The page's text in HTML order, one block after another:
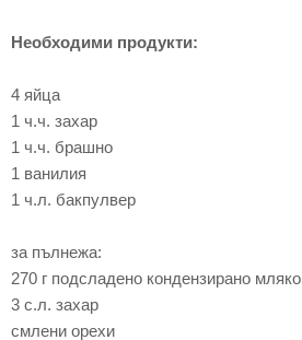
Необходими продукти:
4 яйца
1 ч.ч. захар
1 ч.ч. брашно
1 ванилия
1 ч.л. бакпулвер
за пълнежа:
270 г подсладено кондензирано мляко
3 с.л. захар
смлени орехи